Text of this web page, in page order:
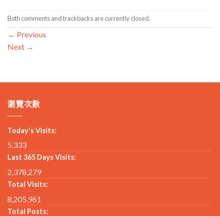
Both comments and trackbacks are currently closed.
← Previous
Next →
瀏覽次數
Today's Visits:
5,333
Last 365 Days Visits:
2,378,279
Total Visits:
8,205,961
Total Posts: